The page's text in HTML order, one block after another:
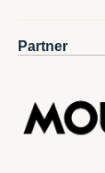
Partner